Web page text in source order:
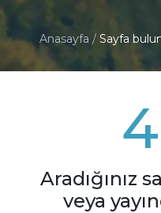
Anasayfa / Sayfa
Aradığınız
veya